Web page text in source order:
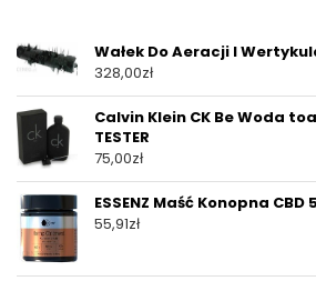
Wałek Do Aeracji I
328,00zł
Calvin Klein CK Be Woda
TESTER
75,00zł
ESSENZ Maść Konopna
55,91zł